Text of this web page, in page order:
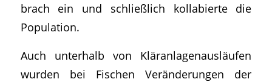
brach ein und schließlich kollabierte die
Population.
Auch unterhalb von Kläranlagenausläufen
wurden bei Fischen Veränderungen der